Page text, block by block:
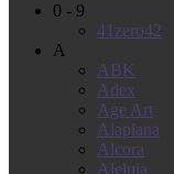
0 - 9
41zero42
A
ABK
Adex
Age Art
Alaplana
Alcora
Aleluia